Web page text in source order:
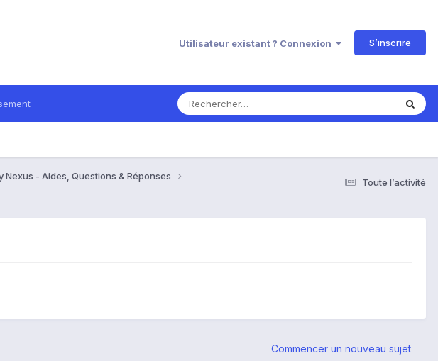
Utilisateur existant ? Connexion S’inscrire
Toute l’activité
Nexus - Aides, Questions & Réponses
Commencer un nouveau sujet